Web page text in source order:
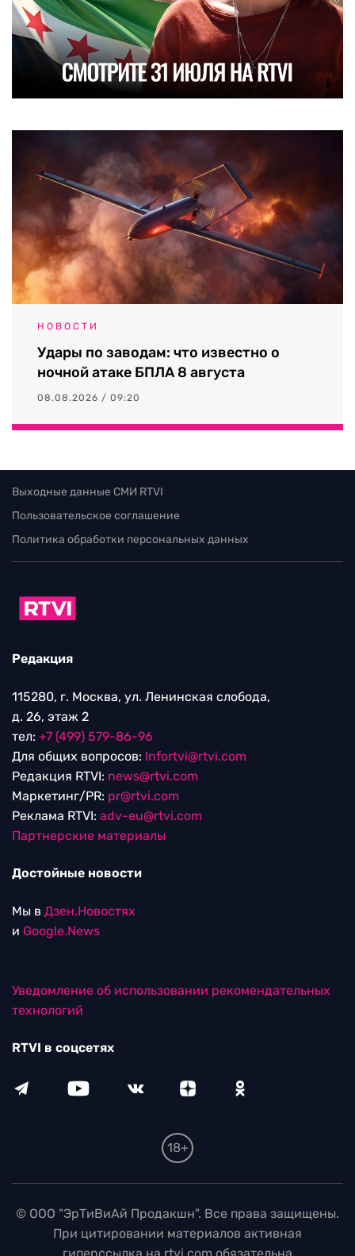
НОВОСТИ
Удары по заводам: что известно о
ночной атаке БПЛА 8 августа
08.08.2026 / 09:20
Выходные данные СМИ RTVI
Пользовательское соглашение
Политика обработки персональных данных
Редакция
115280, г. Москва, ул. Ленинская слобода,
д. 26, этаж 2
тел: +7 (499) 579-86-96
Для общих вопросов: Infortvi@rtvi.com
Редакция RTVI: news@rtvi.com
Маркетинг/PR: pr@rtvi.com
Реклама RTVI: adv-eu@rtvi.com
Партнерские материалы
Достойные новости
Мы в Дзен.Новостях
и Google.News
Уведомление об использовании рекомендательных
технологий
RTVI в соцсетях
18+
© ООО "ЭрТиВиАй Продакшн". Все права защищены.
При цитировании материалов активная